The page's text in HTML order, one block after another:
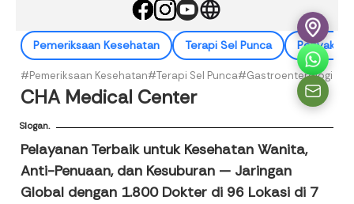
Pemeriksaan Kesehatan Terapi Sel Punca Penyakit
#Pemeriksaan Kesehatan#Terapi Sel Punca#Gastroenterologi
CHA Medical Center
Pelayanan Terbaik untuk Kesehatan Wanita,
Anti-Penuaan, dan Kesuburan — Jaringan
Global dengan 1.800 Dokter di 96 Lokasi di 7
Slogan.